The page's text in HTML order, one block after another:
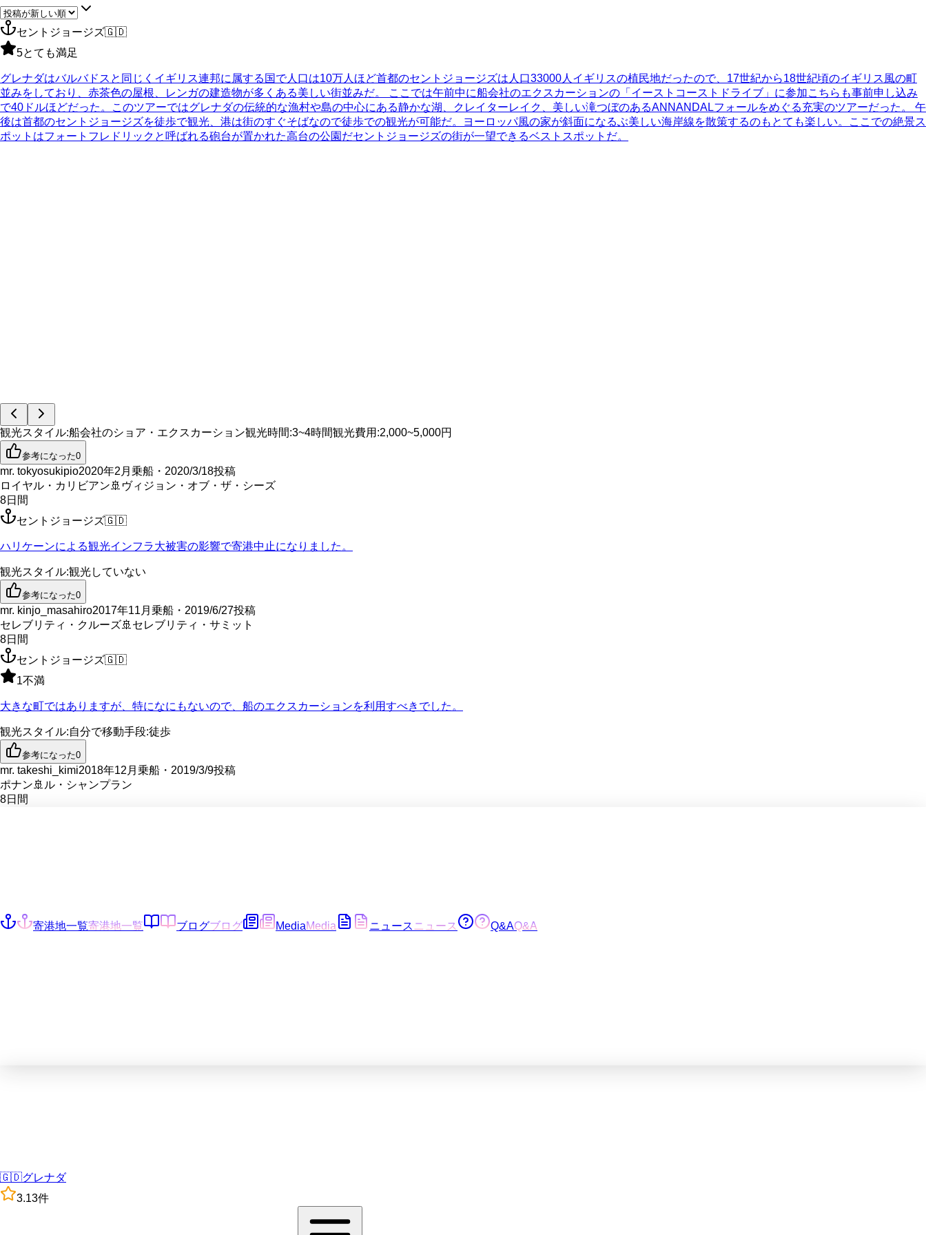
セントジョージズ🇬🇩
5とても満足
グレナダはバルバドスと同じくイギリス連邦に属する国で人口は10万人ほど首都のセントジョージズは人口33000人イギリスの植民地だったので、17世紀から18世紀頃のイギリス風の町
並みをしており、赤茶色の屋根、レンガの建造物が多くある美しい街並みだ。 ここでは午前中に船会社のエクスカーションの「イーストコーストドライブ」に参加こちらも事前申し込み
で40ドルほどだった。このツアーではグレナダの伝統的な漁村や島の中心にある静かな湖、クレイターレイク、美しい滝つぼのあるANNANDALフォールをめぐる充実のツアーだった。 午
後は首都のセントジョージズを徒歩で観光、港は街のすぐそばなので徒歩での観光が可能だ。ヨーロッパ風の家が斜面になるぶ美しい海岸線を散策するのもとても楽しい。ここでの絶景ス
ポットはフォートフレドリックと呼ばれる砲台が置かれた高台の公園だセントジョージズの街が一望できるベストスポットだ。
観光スタイル:船会社のショア・エクスカーション観光時間:3~4時間観光費用 :2,000~5,000円
参考になった0
mr. tokyosukipio2020年2月乗船・2020/3/18投稿
ロイヤル・カリビアン 🚢 ヴィジョン・オブ・ザ・シーズ
8日間
セントジョージズ🇬🇩
ハリケーンによる観光インフラ大被害の影響で寄港中止になりました。
観光スタイル:観光していない
参考になった0
mr. kinjo_masahiro2017年11月乗船・2019/6/27投稿
セレブリティ・クルーズ🚢 セレブリティ・サミット
8日間
セントジョージズ🇬🇩
1不満
大きな町ではありますが、特になにもないので、船のエクスカーションを利用すべきでした。
観光スタイル:自分で移動手段:徒歩
参考になった0
mr. takeshi_kimi2018年12月乗船・2019/3/9投稿
ポナン 🚢 ル・シャンプラン
8日間
寄港地一覧寄港地一覧 ブログブログ MediaMedia ニュース ニュース Q&AQ&A
🇬🇩グレナダ
3.13件